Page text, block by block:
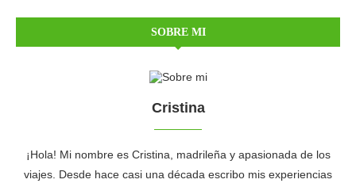
SOBRE MI
Cristina
¡Hola! Mi nombre es Cristina, madrileña y apasionada de los
viajes. Desde hace casi una década escribo mis experiencias